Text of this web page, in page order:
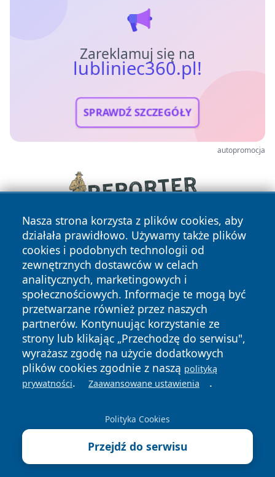
Zareklamuj się na
lubliniec360.pl!
SPRAWDŹ SZCZEGÓŁY
autopromocja
Nasza strona korzysta z plików cookies, aby
działała prawidłowo. Używamy także plików
cookies i podobnych technologii od
zewnętrznych dostawców w celach
analitycznych, marketingowych i
społecznościowych. Informacje te mogą być
przetwarzane również przez naszych
partnerów. Kontynuując korzystanie ze
strony lub klikając „Przechodzę do serwisu",
wyrażasz zgodę na użycie dodatkowych
plików cookies zgodnie z naszą polityką
prywatności. Zaawansowane ustawienia .
Polityka Cookies
Przejdź do serwisu
Copyright © 2026 lubliniec360.pl Wszystkie prawa
zastrzeżone.
News Autorzy
Polityka
Prywatności
Polityka
Cookies